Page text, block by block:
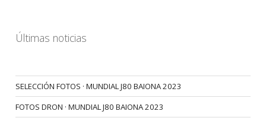
Últimas noticias
SELECCIÓN FOTOS · MUNDIAL J80 BAIONA 2023
FOTOS DRON · MUNDIAL J80 BAIONA 2023